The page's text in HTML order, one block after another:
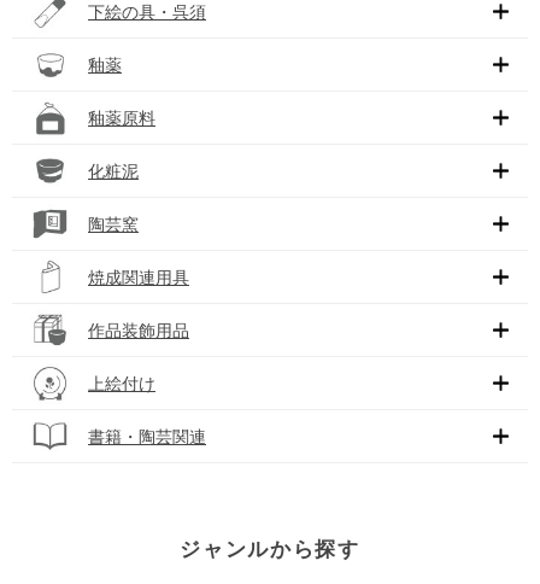
下絵の具・呉須
釉薬
釉薬原料
化粧泥
陶芸窯
焼成関連用具
作品装飾用品
上絵付け
書籍・陶芸関連
ジャンルから探す